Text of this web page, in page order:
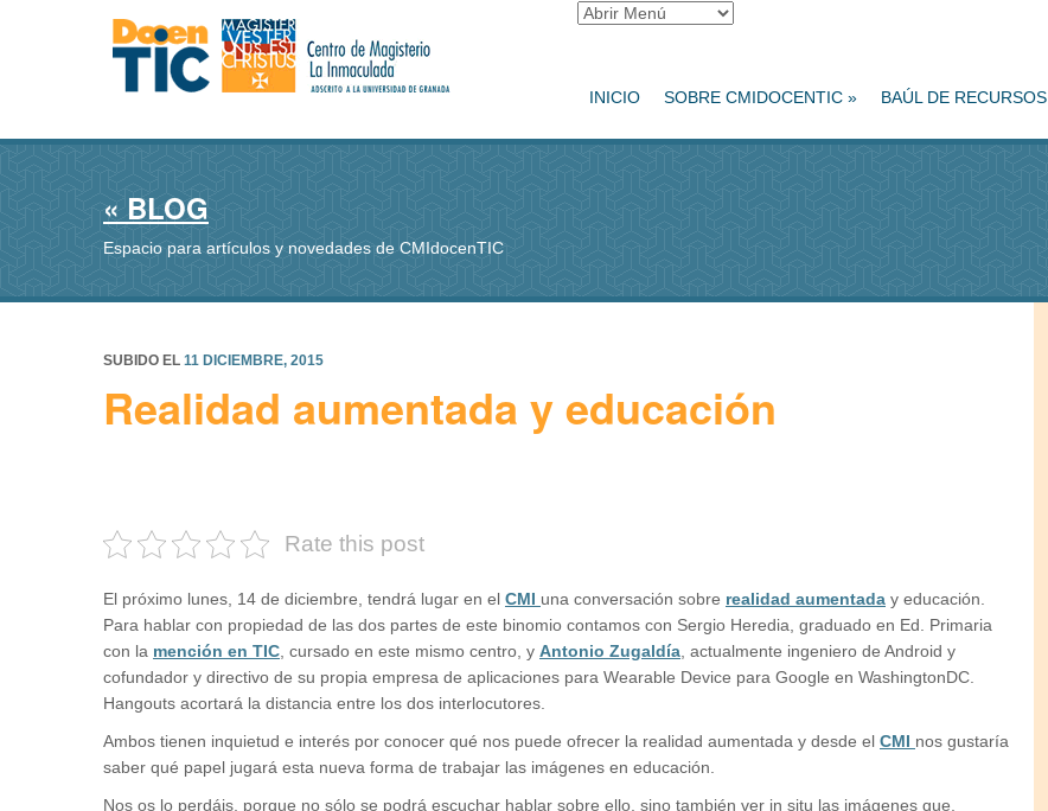
INICIO SOBRE CMIDOCENTIC » BAÚL DE RECURSOS
« BLOG
Espacio para artículos y novedades de CMIdocenTIC
SUBIDO EL 11 DICIEMBRE, 2015
Realidad aumentada y educación
Rate this post
El próximo lunes, 14 de diciembre, tendrá lugar en el CMI una conversación sobre realidad aumentada y educación.
Para hablar con propiedad de las dos partes de este binomio contamos con Sergio Heredia, graduado en Ed. Primaria
con la mención en TIC , cursado en este mismo centro, y Antonio Zugaldía , actualmente ingeniero de Android y
cofundador y directivo de su propia empresa de aplicaciones para Wearable Device para Google en WashingtonDC.
Hangouts acortará la distancia entre los dos interlocutores.
Ambos tienen inquietud e interés por conocer qué nos puede ofrecer la realidad aumentada y desde el CMI nos gustaría
saber qué papel jugará esta nueva forma de trabajar las imágenes en educación.
Nos os lo perdáis, porque no sólo se podrá escuchar hablar sobre ello, sino también ver in situ las imágenes que,